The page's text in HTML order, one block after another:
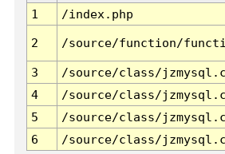
1
/index.php
2 /source/function/
3 /source/class/
4
/source/class/
5
/source/class/
6
/source/class/